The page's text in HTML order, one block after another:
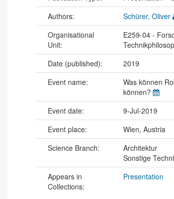
Authors:
Schürer, Oliver
Organisational
Unit:
E259-04 -
Date (published): 2019
Event name:
Was können
können?
Event date: 9-Jul-2019
Event place:
Wien, Austria
Science Branch:
Architektur
Sonstige
Appears in
Collections:
Presentation